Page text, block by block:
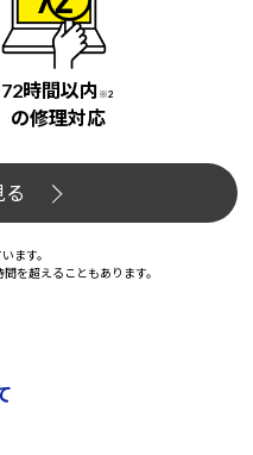
72時間以内 ※2
の修理対応
る
ます。
を超えることもあります。